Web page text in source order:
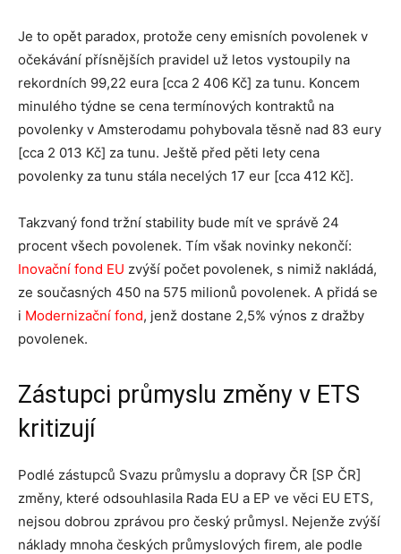
Je to opět paradox, protože ceny emisních povolenek v
očekávání přísnějších pravidel už letos vystoupily na
rekordních 99,22 eura [cca 2 406 Kč] za tunu. Koncem
minulého týdne se cena termínových kontraktů na
povolenky v Amsterodamu pohybovala těsně nad 83 eury
[cca 2 013 Kč] za tunu. Ještě před pěti lety cena
povolenky za tunu stála necelých 17 eur [cca 412 Kč].
Takzvaný fond tržní stability bude mít ve správě 24
procent všech povolenek. Tím však novinky nekončí:
Inovační fond EU zvýší počet povolenek, s nimiž nakládá,
ze současných 450 na 575 milionů povolenek. A přidá se
i Modernizační fond, jenž dostane 2,5% výnos z dražby
povolenek.
Zástupci průmyslu změny v ETS
kritizují
Podlé zástupců Svazu průmyslu a dopravy ČR [SP ČR]
změny, které odsouhlasila Rada EU a EP ve věci EU ETS,
nejsou dobrou zprávou pro český průmysl. Nejenže zvýší
náklady mnoha českých průmyslových firem, ale podle